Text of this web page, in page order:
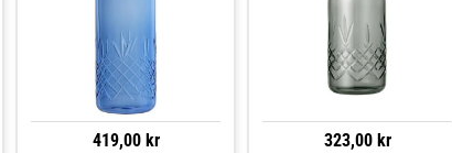
419,00 kr 323,00 kr